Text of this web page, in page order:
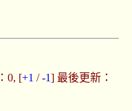
0, [+1 /-1] 最後更新：